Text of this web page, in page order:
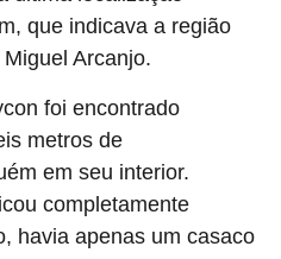
que indicava a região
Arcanjo.
foi encontrado
metros de
em seu interior.
completamente
havia apenas um casaco